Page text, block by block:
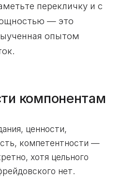
перекличку и с
— это
опытом
компонентам
ценности,
компетентности —
хотя цельного
нет.